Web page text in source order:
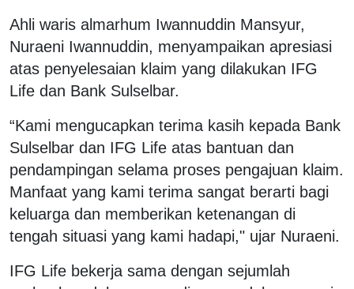
Ahli waris almarhum Iwannuddin Mansyur,
Nuraeni Iwannuddin, menyampaikan apresiasi
atas penyelesaian klaim yang dilakukan IFG
Life dan Bank Sulselbar.
“Kami mengucapkan terima kasih kepada Bank
Sulselbar dan IFG Life atas bantuan dan
pendampingan selama proses pengajuan klaim.
Manfaat yang kami terima sangat berarti bagi
keluarga dan memberikan ketenangan di
tengah situasi yang kami hadapi," ujar Nuraeni.
IFG Life bekerja sama dengan sejumlah